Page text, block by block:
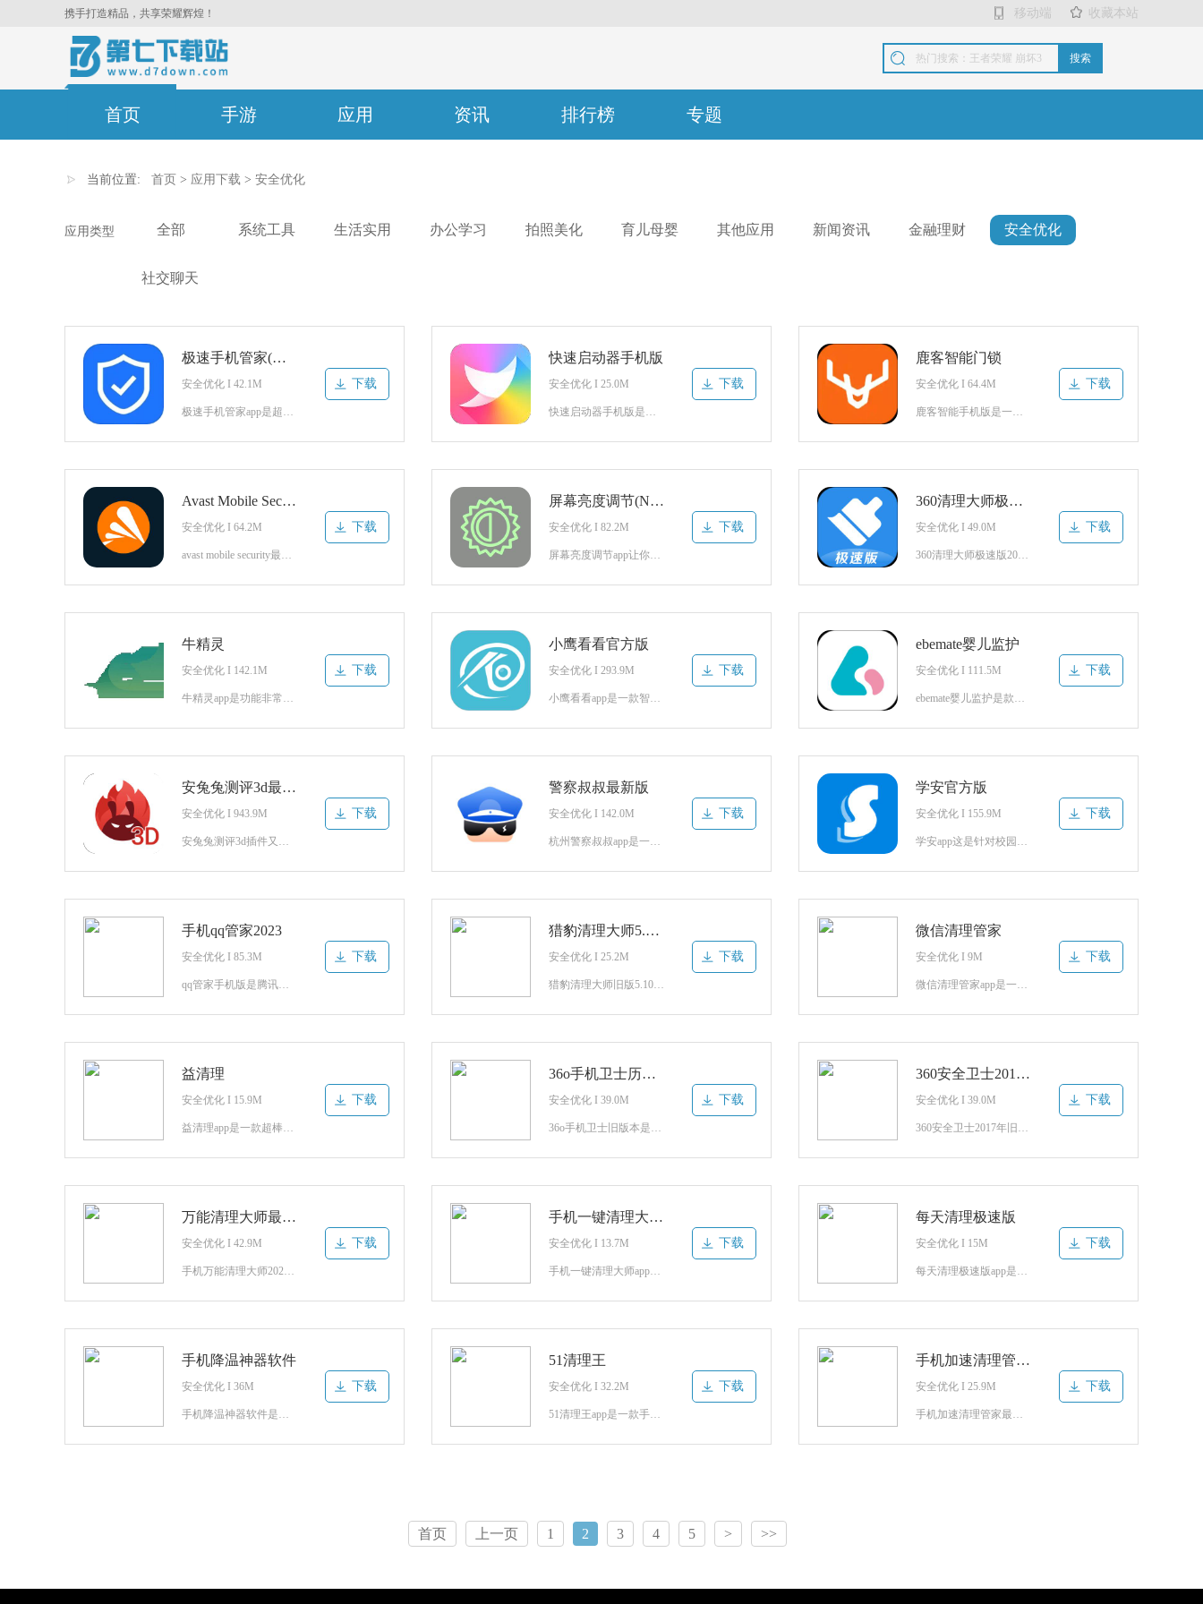
携手打造精品，共享荣耀辉煌！ 移动端 收藏本站
搜索
首页 手游 应用 资讯 排行榜 专题
当前位置: 首页 > 应用下载 > 安全优化
应用类型 全部 系统工具 生活实用 办公学习 拍照美化 育儿母婴 其他应用 新闻资讯 金融理财 安全优化
社交聊天
极速手机管家(手机管家一键清理)
安全优化 I 42.1M 下载
快速启动器手机版
安全优化 I 25.0M 下载
鹿客智能门锁
安全优化 I 64.4M 下载
Avast Mobile Security Android(avas杀毒)
安全优化 I 64.2M 下载
屏幕亮度调节(Night Screen)
安全优化 I 82.2M 下载
360清理大师极速版官方
安全优化 I 49.0M 下载
牛精灵
安全优化 I 142.1M 下载
小鹰看看官方版
安全优化 I 293.9M 下载
ebemate婴儿监护
安全优化 I 111.5M 下载
安兔兔测评3d最新版(AnTuTu 3D Bench)
安全优化 I 943.9M 下载
警察叔叔最新版
安全优化 I 142.0M 下载
学安官方版
安全优化 I 155.9M 下载
手机qq管家2023
安全优化 I 85.3M 下载
猎豹清理大师5.10国际版老版
安全优化 I 25.2M 下载
微信清理管家
安全优化 I 9M 下载
益清理
安全优化 I 15.9M 下载
36o手机卫士历史版本
安全优化 I 39.0M 下载
360安全卫士2017年旧版
安全优化 I 39.0M 下载
万能清理大师最新版
安全优化 I 42.9M 下载
手机一键清理大师手机版
安全优化 I 13.7M 下载
每天清理极速版
安全优化 I 15M 下载
手机降温神器软件
安全优化 I 36M 下载
51清理王
安全优化 I 32.2M 下载
手机加速清理管家软件
安全优化 I 25.9M 下载
首页 上一页 1 2 3 4 5 > >>